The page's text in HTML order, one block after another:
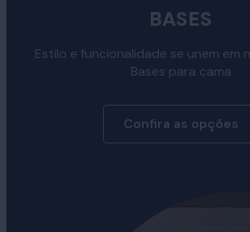
BASES
Estilo e funcionalidade se unem em
Bases para cama
Confira as opções